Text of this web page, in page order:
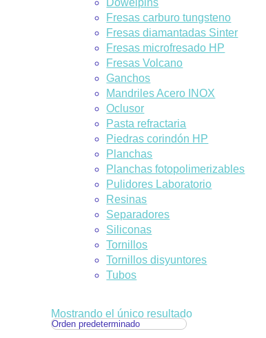
Fresas carburo tungsteno
Fresas diamantadas Sinter
Fresas microfresado HP
Fresas Volcano
Ganchos
Mandriles Acero INOX
Oclusor
Pasta refractaria
Piedras corindón HP
Planchas
Planchas fotopolimerizables
Pulidores Laboratorio
Resinas
Separadores
Siliconas
Tornillos
Tornillos disyuntores
Tubos
Mostrando el único resultado